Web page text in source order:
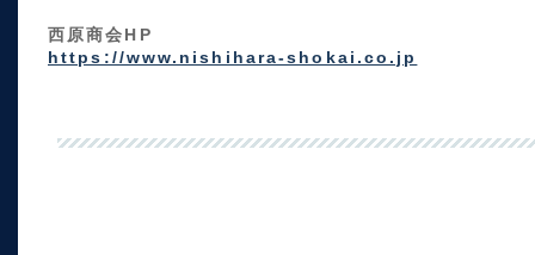
西原商会HP
https://www.nishihara-shokai.co.jp